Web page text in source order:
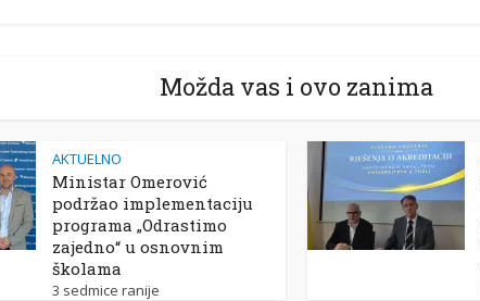
Možda vas i ovo zanima
AKTUELNO
Ministar Omerović
podržao implementaciju
programa „Odrastimo
zajedno“ u osnovnim
školama
3 sedmice ranije